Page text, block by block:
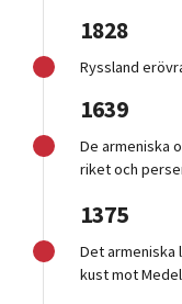
1828
Ryssland
1639
De armeniska
riket och
1375
Det armeniska
kust mot